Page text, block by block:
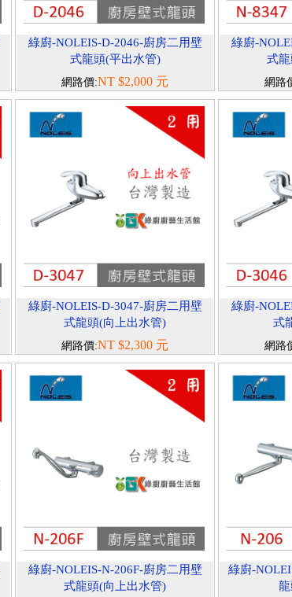
綠廚-NOLEIS-D-2046-廚房二用壁
式龍頭(平出水管)
網路價:NT $2,000 元
綠廚-
式
網路
綠廚-NOLEIS-D-3047-廚房二用壁
式龍頭(向上出水管)
網路價:NT $2,300 元
綠廚-
式
網路
綠廚-NOLEIS-N-206F-廚房二用壁
式龍頭(向上出水管)
綠廚-